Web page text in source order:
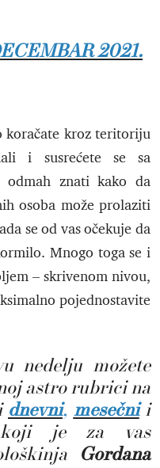
2021.
koračate kroz teritoriju
i susrećete se sa
odmah znati kako da
osoba može prolaziti
se od vas očekuje da
Mnogo toga se i
– skrivenom nivou,
pojednostavite
nedelju možete
astro rubrici na
dnevni, mesečnii
je za vas
Gordana